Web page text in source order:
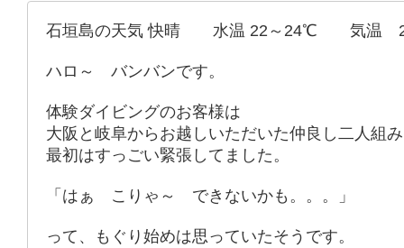
石垣島の天気 快晴 水温 22～24℃ 気温
ハロ～ バンバンです。
体験ダイビングのお客様は
大阪と岐阜からお越しいただいた仲良し二人組
最初はすっごい緊張してました。
「はぁ こりゃ～ できないかも。。。」
って、もぐり始めは思っていたそうです。